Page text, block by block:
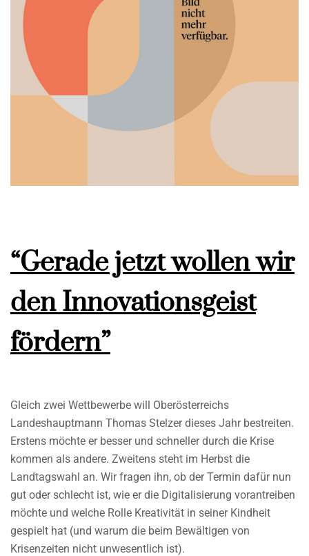
“Gerade jetzt wollen wir
den Innovationsgeist
fördern”
Gleich zwei Wettbewerbe will Oberösterreichs
Landeshauptmann Thomas Stelzer dieses Jahr bestreiten.
Erstens möchte er besser und schneller durch die Krise
kommen als andere. Zweitens steht im Herbst die
Landtagswahl an. Wir fragen ihn, ob der Termin dafür nun
gut oder schlecht ist, wie er die Digitalisierung vorantreiben
möchte und welche Rolle Kreativität in seiner Kindheit
gespielt hat (und warum die beim Bewältigen von
Krisenzeiten nicht unwesentlich ist).